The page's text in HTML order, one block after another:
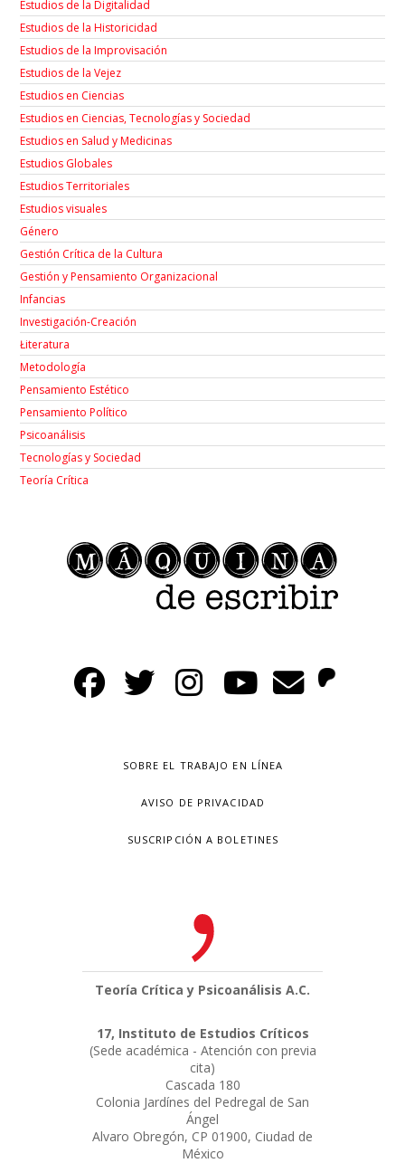
Estudios de la Digitalidad
Estudios de la Historicidad
Estudios de la Improvisación
Estudios de la Vejez
Estudios en Ciencias
Estudios en Ciencias, Tecnologías y Sociedad
Estudios en Salud y Medicinas
Estudios Globales
Estudios Territoriales
Estudios visuales
Género
Gestión Crítica de la Cultura
Gestión y Pensamiento Organizacional
Infancias
Investigación-Creación
Łiteratura
Metodología
Pensamiento Estético
Pensamiento Político
Psicoanálisis
Tecnologías y Sociedad
Teoría Crítica
SOBRE EL TRABAJO EN LÍNEA
AVISO DE PRIVACIDAD
SUSCRIPCIÓN A BOLETINES
Teoría Crítica y Psicoanálisis A.C.
17, Instituto de Estudios Críticos
(Sede académica - Atención con previa
cita)
Cascada 180
Colonia Jardínes del Pedregal de San
Ángel
Alvaro Obregón, CP 01900, Ciudad de
México